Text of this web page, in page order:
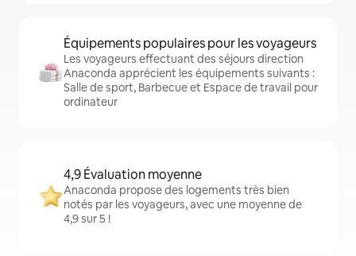
Équipements populaires pour les voyageurs
Les voyageurs effectuant des séjours direction
Anaconda apprécient les équipements suivants :
Salle de sport, Barbecue et Espace de travail pour
ordinateur
4,9 Évaluation moyenne
Anaconda propose des logements très bien
notés par les voyageurs, avec une moyenne de
4,9 sur 5 !